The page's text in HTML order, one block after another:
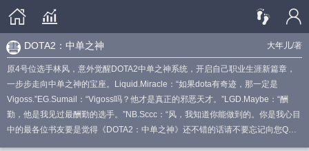
大年儿/著
DOTA2：中单之神
原4号位选手林风，意外觉醒DOTA2中单之神系统，开启自己职业生涯新篇章，
一步步走向中单之神的宝座。Liquid.Miracle：“如果dota有奇迹，那一定是
Vigoss.”EG.Sumail：“Vigoss吗？他才是真正的邪恶天才。”LGD.Maybe：“酬
勤，他是我见过最酬勤的选手。”NB.Sccc：“风，我知道你能做到的。你是我心目
中的最各位书友要是觉得《DOTA2：中单之神》还不错的话请不要忘记向您QQ